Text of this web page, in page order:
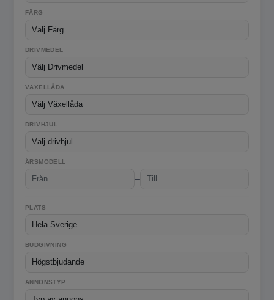
FÄRG
DRIVMEDEL
VÄXELLÅDA
DRIVHJUL
ÅRSMODELL
–
PLATS
BUDGIVNING
ANNONSTYP